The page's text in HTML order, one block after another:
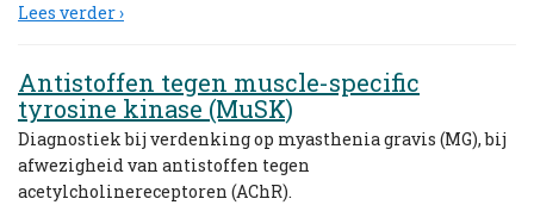
Lees verder ›
Antistoffen tegen muscle-specific
tyrosine kinase (MuSK)
Diagnostiek bij verdenking op myasthenia gravis (MG), bij
afwezigheid van antistoffen tegen
acetylcholinereceptoren (AChR).